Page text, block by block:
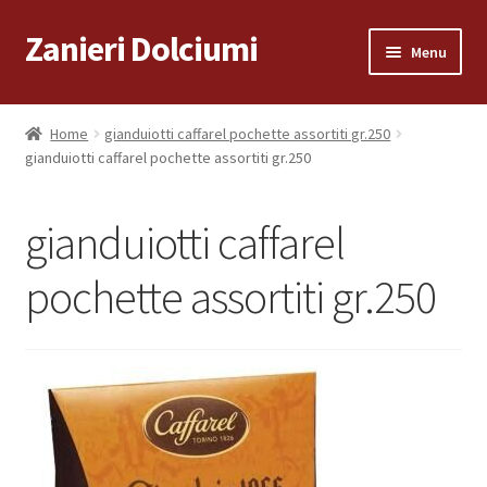
Vai
alla
Vai
al
Zanieri Dolciumi Menu
Home
Carrello
Condizioni di vendita
Consegna a Domicilio
Dove siamo
Home
gianduiotti caffarel pochette assortiti gr.250
gianduiotti caffarel pochette assortiti gr.250
gianduiotti caffarel
pochette assortiti gr.250